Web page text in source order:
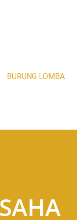
BURUNG LOMBA